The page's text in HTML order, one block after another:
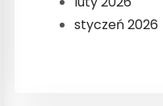
styczeń 2026